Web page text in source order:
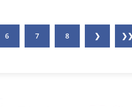
6 7 8 ❯